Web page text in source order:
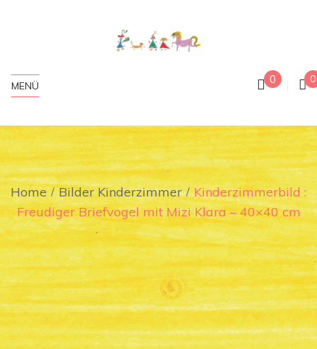
MENÜ 0 0
Home Bilder Kinderzimmer
Kinderzimmerbild :
Freudiger Briefvogel mit Mizi Klara – 40×40 cm